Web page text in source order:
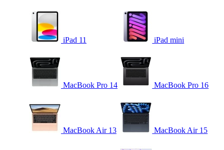
iPad 11 iPad mini
MacBook Pro 14 MacBook Pro 16
MacBook Air 13 MacBook Air 15